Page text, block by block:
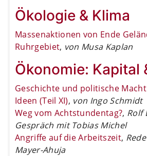
Ökologie & Klima
Massenaktionen von Ende
Ruhrgebiet, von Musa Kaplan
Ökonomie: Kapital
Geschichte und politische
Ideen (Teil XI), von Ingo Schmidt
Weg vom Achtstundentag?, Rolf
Gespräch mit Tobias Michel
Angriffe auf die Arbeitszeit,
Mayer-Ahuja